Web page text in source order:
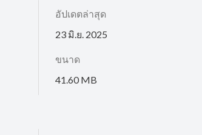
อัปเดตล่าสุด
23 มิ.ย. 2025
ขนาด
41.60 MB